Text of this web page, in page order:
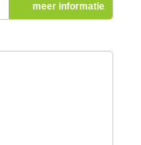
meer informatie